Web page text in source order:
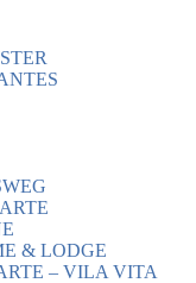
& LODGE
– VILA VITA